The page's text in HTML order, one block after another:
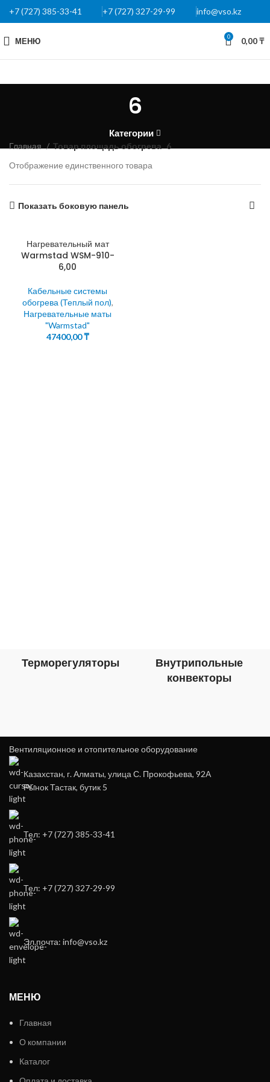
+7 (727) 385-33-41 +7 (727) 327-29-99 info@vso.kz
МЕНЮ 0 0,00₸
6
Категории
Главная Товар площадь обогрева 6
Отображение единственного товара
Показать боковую панель
Нагревательный мат
Warmstad WSM-910-
6,00
Кабельные системы
обогрева (Теплый пол),
Нагревательные маты
"Warmstad"
47400,00₸
Терморегуляторы
Внутрипольные
конвекторы
Вентиляционное и отопительное оборудование
Казахстан, г. Алматы, улица С. Прокофьева, 92А
Рынок Тастак, бутик 5
Тел: +7 (727) 385-33-41
Тел: +7 (727) 327-29-99
Эл.почта: info@vso.kz
МЕНЮ
Главная
О компании
Каталог